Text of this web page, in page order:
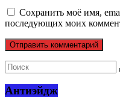
Сохранить моё имя,
последующих моих
Антиэйдж